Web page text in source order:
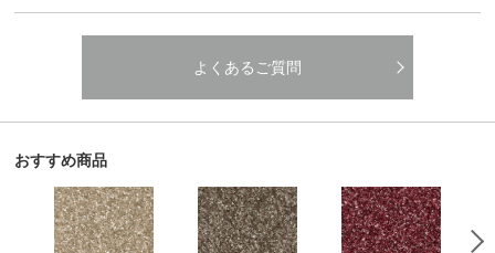
よくあるご質問
おすすめ商品